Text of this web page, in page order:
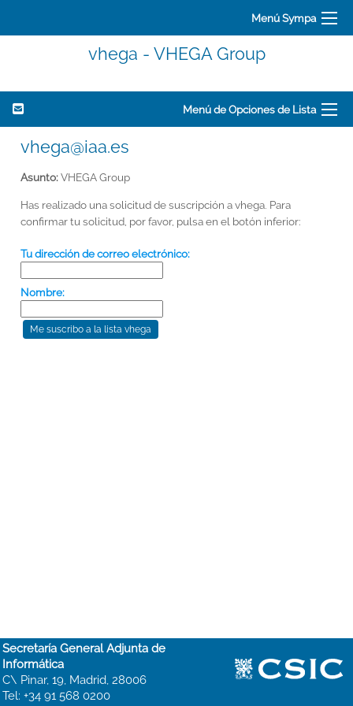
Menú Sympa
vhega - VHEGA Group
Menú de Opciones de Lista
vhega@iaa.es
Asunto:VHEGA Group
Has realizado una solicitud de suscripción a vhega. Para
confirmar tu solicitud, por favor, pulsa en el botón inferior:
Tu dirección de correo electrónico:
Nombre:
Secretaría General Adjunta de
Informática
C\ Pinar, 19, Madrid, 28006
Tel: +34 91 568 0200